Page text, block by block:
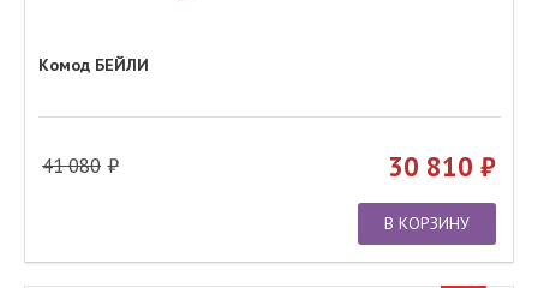
Комод БЕЙЛИ
41 080 30 810
В КОРЗИНУ